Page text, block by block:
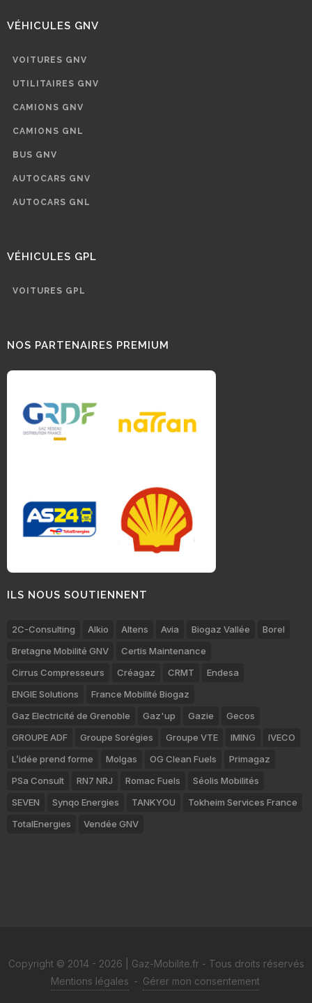
VÉHICULES GNV
VOITURES GNV
UTILITAIRES GNV
CAMIONS GNV
CAMIONS GNL
BUS GNV
AUTOCARS GNV
AUTOCARS GNL
VÉHICULES GPL
VOITURES GPL
NOS PARTENAIRES PREMIUM
ILS NOUS SOUTIENNENT
2C-Consulting Alkio Altens Avia Biogaz Vallée
Borel
Bretagne Mobilité GNV
Certis Maintenance
Cirrus Compresseurs
Créagaz CRMT
Endesa
ENGIE Solutions
France Mobilité Biogaz
Gaz Electricité de Grenoble
Gaz'up Gazie
Gecos
GROUPE ADF
Groupe Sorégies Groupe VTE IMING
IVECO
L’idée prend forme
Molgas OG Clean Fuels
Primagaz
PSa Consult
RN7 NRJ Romac Fuels
Séolis Mobilités
SEVEN
Synqo Energies TANKYOU
Tokheim Services France
TotalEnergies
Vendée GNV
Copyright © 2014 - 2026 | Gaz-Mobilite.fr - Tous droits réservés
Mentions légales - Gérer mon consentement